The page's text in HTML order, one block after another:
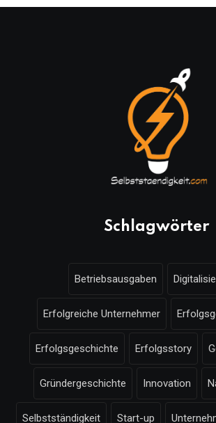
Schlagwörter
Betriebsausgaben
Erfolgreiche Unternehmer
Erfolgsgeschichte Erfolgsstory
Gründergeschichte Innovation
Selbstständigkeit Start-up